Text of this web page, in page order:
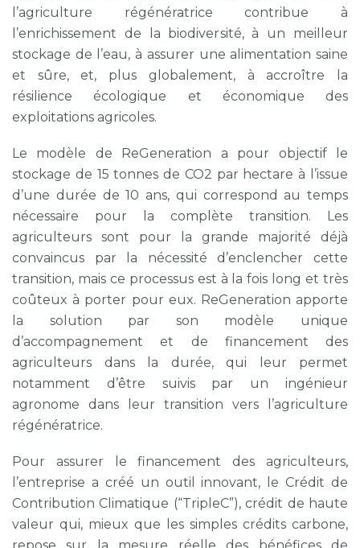
l’agriculture régénératrice contribue à
l’enrichissement de la biodiversité, à un meilleur
stockage de l’eau, à assurer une alimentation saine
et sûre, et, plus globalement, à accroître la
résilience écologique et économique des
exploitations agricoles.
Le modèle de ReGeneration a pour objectif le
stockage de 15 tonnes de CO2 par hectare à l’issue
d’une durée de 10 ans, qui correspond au temps
nécessaire pour la complète transition. Les
agriculteurs sont pour la grande majorité déjà
convaincus par la nécessité d’enclencher cette
transition, mais ce processus est à la fois long et très
coûteux à porter pour eux. ReGeneration apporte
la solution par son modèle unique
d’accompagnement et de financement des
agriculteurs dans la durée, qui leur permet
notamment d’être suivis par un ingénieur
agronome dans leur transition vers l’agriculture
régénératrice.
Pour assurer le financement des agriculteurs,
l’entreprise a créé un outil innovant, le Crédit de
Contribution Climatique (“TripleC”), crédit de haute
valeur qui, mieux que les simples crédits carbone,
repose sur la mesure réelle des bénéfices de